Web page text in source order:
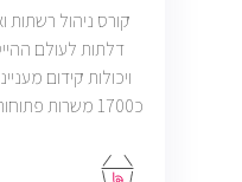
קורס ניהול
דלתות לעולם
ויכולות קידום
כ1700 משרות